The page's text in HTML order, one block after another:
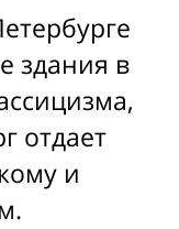
здания в
отдает
и